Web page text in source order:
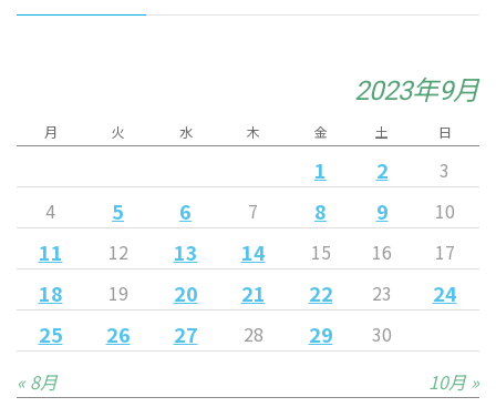
2023年9月
月 火 水 木 金 土 日
1 2
3
4
5 6 7 8 9 10
11 12 13 14 15 16 17
18 19 20 21 22 23
24
25
26 27 28 29
30
« 8月
10月 »